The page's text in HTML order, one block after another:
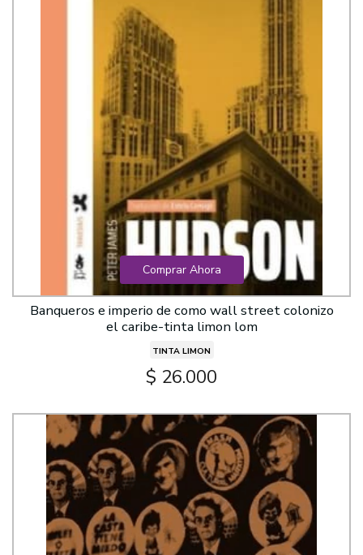
Comprar Ahora
Banqueros e imperio de como wall street colonizo
el caribe-tinta limon lom
TINTA LIMON
$ 26.000